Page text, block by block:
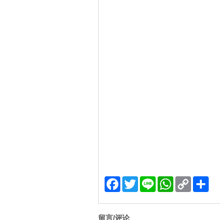
Facebook
TwitterLine WhatsApp
Copy
Link
分
留言/评论